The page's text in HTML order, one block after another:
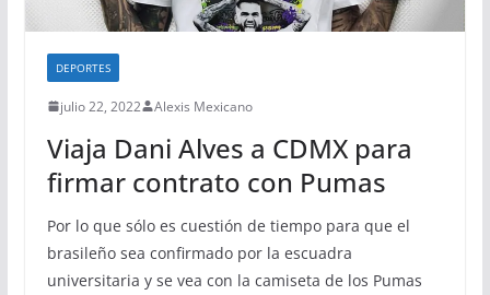
DEPORTES
julio 22, 2022 Alexis Mexicano
Viaja Dani Alves a CDMX para
firmar contrato con Pumas
Por lo que sólo es cuestión de tiempo para que el
brasileño sea confirmado por la escuadra
universitaria y se vea con la camiseta de los Pumas